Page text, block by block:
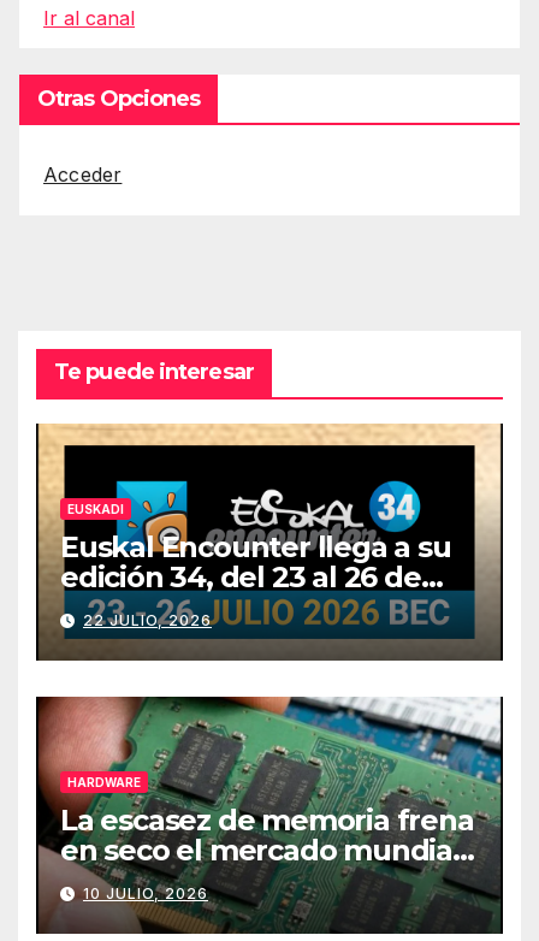
Ir al canal
Otras Opciones
Acceder
Te puede interesar
EUSKADI
Euskal Encounter llega a su
edición 34, del 23 al 26 de
julio
22 JULIO, 2026
HARDWARE
La escasez de memoria frena
en seco el mercado mundial
de PCs
10 JULIO, 2026